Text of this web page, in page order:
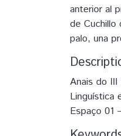
anterior al
de Cuchillo
palo, una
Anais do
Linguística
Espaço 01